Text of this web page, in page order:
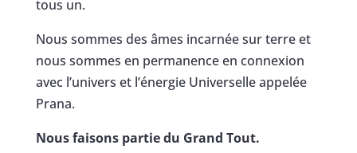
tous un.
Nous sommes des âmes incarnée sur terre et
nous sommes en permanence en connexion
avec l’univers et l’énergie Universelle appelée
Prana.
Nous faisons partie du Grand Tout.